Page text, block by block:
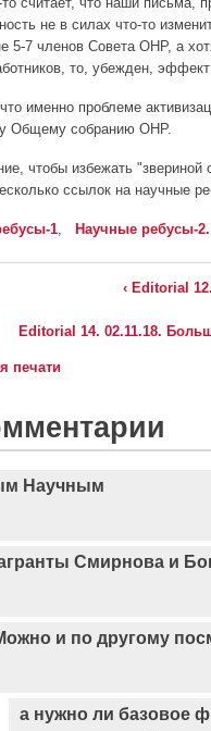
не в силах что-то
5-7 членов Совета ОНР, а
то, убежден,
именно проблеме
Общему собранию ОНР.
чтобы избежать "звериной
ссылок на научные
1, Научные ребусы-2.
‹ Editorial
Editorial 14. 02.11.18.
печати
Научным
Смирнова и
и по другому
а нужно ли базовое